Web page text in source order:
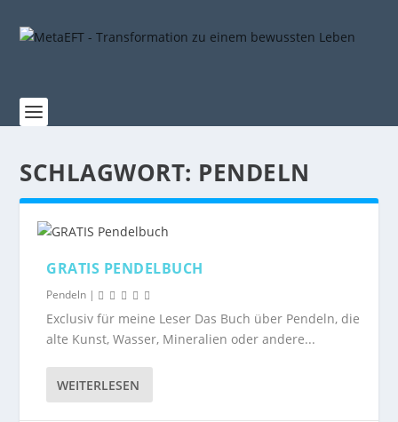
SCHLAGWORT: PENDELN
GRATIS PENDELBUCH
Pendeln |
Exclusiv für meine Leser Das Buch über Pendeln, die
alte Kunst, Wasser, Mineralien oder andere...
WEITERLESEN